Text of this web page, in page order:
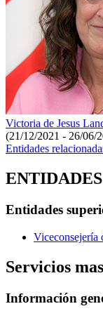
Victoria de Jesus
(21/12/2021 - 26/06/
Entidades
Entidades
Viceconsejería
Servicios
Información